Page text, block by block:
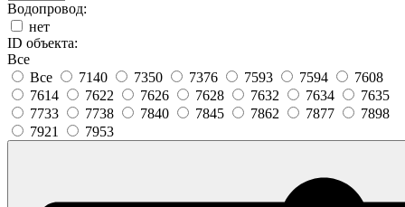
Водопровод:
нет
ID объекта:
Все
Все
7140 7350 7376 7593 7594
7608
7614
7622 7626 7628 7632 7634
7635
7733
7738 7840 7845 7862 7877
7898
7921
7953